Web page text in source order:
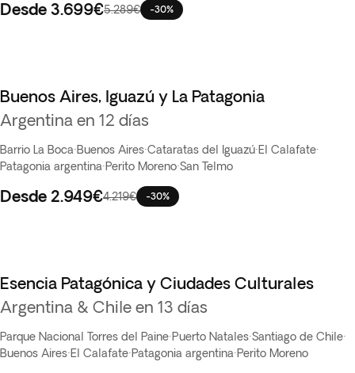
Desde 3.699€5.289€ -30%
Buenos Aires, Iguazú y La Patagonia
Argentina en 12 días
Barrio La Boca·Buenos Aires·Cataratas del Iguazú·El Calafate·
Patagonia argentina·Perito Moreno·San Telmo
Desde 2.949€4.219€ -30%
Esencia Patagónica y Ciudades Culturales
Argentina & Chile en 13 días
Parque Nacional Torres del Paine·Puerto Natales·Santiago de Chile·
Buenos Aires·El Calafate·Patagonia argentina·Perito Moreno